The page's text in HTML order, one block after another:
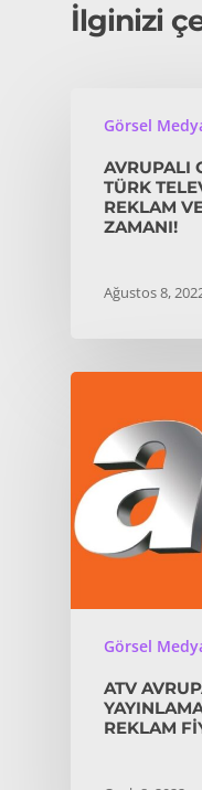
İlginizi
Görsel
AVRUPALI
TÜRK
REKLAM
ZAMANI!
Ağustos 8,
Görsel
ATV
REKLAM